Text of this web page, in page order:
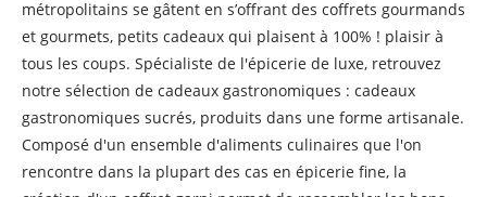
métropolitains se gâtent en s’offrant des coffrets gourmands
et gourmets, petits cadeaux qui plaisent à 100% ! plaisir à
tous les coups. Spécialiste de l'épicerie de luxe, retrouvez
notre sélection de cadeaux gastronomiques : cadeaux
gastronomiques sucrés, produits dans une forme artisanale.
Composé d'un ensemble d'aliments culinaires que l'on
rencontre dans la plupart des cas en épicerie fine, la